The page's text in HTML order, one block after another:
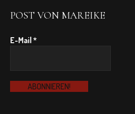
POST VON MAREIKE
E-Mail*